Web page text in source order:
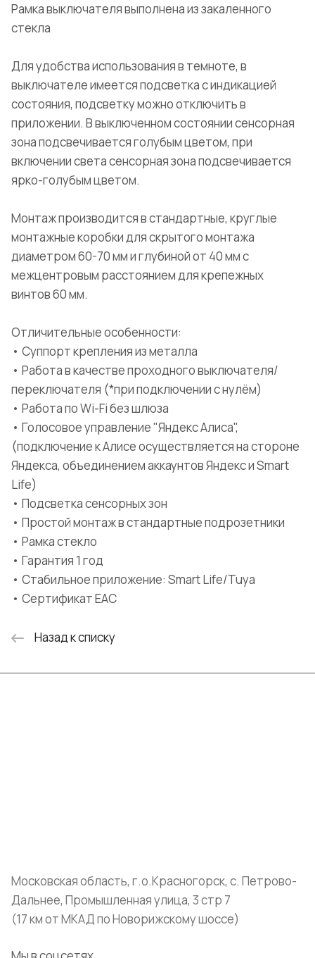
Рамка выключателя выполнена из закаленного
стекла
Для удобства использования в темноте, в
выключателе имеется подсветка с индикацией
состояния, подсветку можно отключить в
приложении. В выключенном состоянии сенсорная
зона подсвечивается голубым цветом, при
включении света сенсорная зона подсвечивается
ярко-голубым цветом.
Монтаж производится в стандартные, круглые
монтажные коробки для скрытого монтажа
диаметром 60-70 мм и глубиной от 40 мм с
межцентровым расстоянием для крепежных
винтов 60 мм.
Отличительные особенности:
• Суппорт крепления из металла
• Работа в качестве проходного выключателя/
переключателя (*при подключении с нулём)
• Работа по Wi-Fi без шлюза
• Голосовое управление "Яндекс Алиса",
(подключение к Алисе осуществляется на стороне
Яндекса, объединением аккаунтов Яндекс и Smart
Life)
• Подсветка сенсорных зон
• Простой монтаж в стандартные подрозетники
• Рамка стекло
• Гарантия 1 год
• Стабильное приложение: Smart Life/Tuya
• Сертификат EAC
Назад к списку
Московская область, г.о.Красногорск, с. Петрово-
Дальнее, Промышленная улица, 3 стр 7
(17 км от МКАД по Новорижскому шоссе)